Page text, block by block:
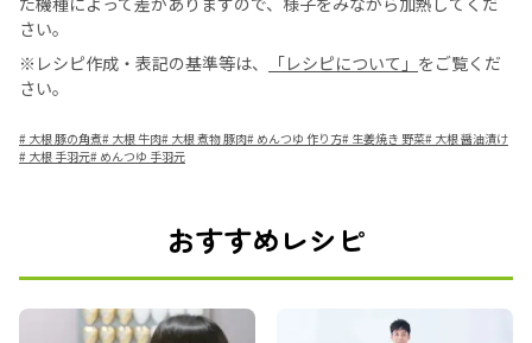
さい。
※レシピ作成・表記の基準等は、
「レシピについて」 をご覧くだ
さい。
# 大根 豚の角煮# 大根 牛肉# 大根 煮物 豚肉# めんつゆ 作り方# 生姜焼き 野菜# 大根 醤油漬け
# 大根 手羽元# めんつゆ 手羽元
おすすめレシピ